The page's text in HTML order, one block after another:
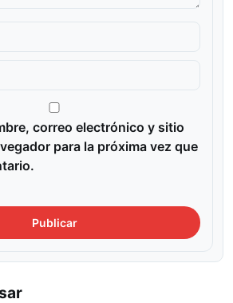
correo electrónico y sitio
para la próxima vez que